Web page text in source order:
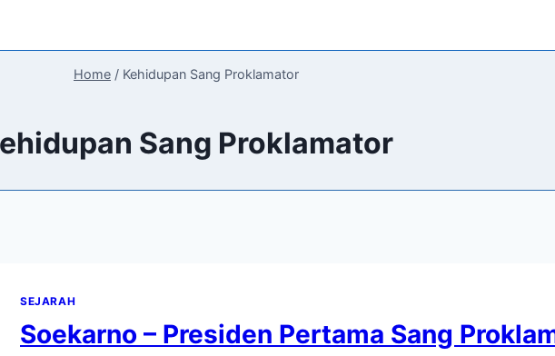
Home / Kehidupan Sang Proklamator
Sang Proklamator
SEJARAH
Soekarno – Presiden Pertama Sang